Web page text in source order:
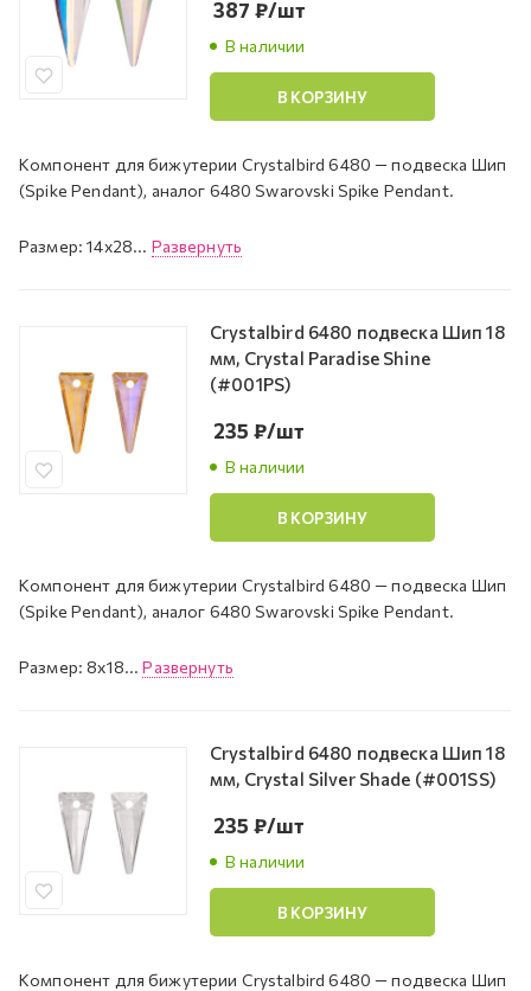
В наличии
387 ₽/шт
В КОРЗИНУ
Компонент для бижутерии Crystalbird 6480 — подвеска Шип
(Spike Pendant), аналог 6480 Swarovski Spike Pendant.
Размер: 14x28... Развернуть
Crystalbird 6480 подвеска Шип 18
мм, Crystal Paradise Shine
(#001PS)
В наличии
235 ₽/шт
В КОРЗИНУ
Компонент для бижутерии Crystalbird 6480 — подвеска Шип
(Spike Pendant), аналог 6480 Swarovski Spike Pendant.
Размер: 8x18...Развернуть
Crystalbird 6480 подвеска Шип 18
мм, Crystal Silver Shade (#001SS)
В наличии
235 ₽/шт
В КОРЗИНУ
Компонент для бижутерии Crystalbird 6480 — подвеска Шип